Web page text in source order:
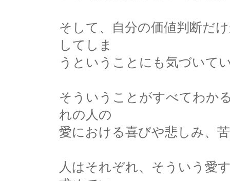
そして、自分の価値判断だ
してしま
うということにも気づいて
そういうことがすべてわか
れの人の
愛における喜びや悲しみ、
人はそれぞれ、そういう愛